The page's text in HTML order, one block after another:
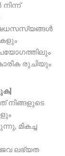
രുചിയും
നിങ്ങളുടെ
മികച്ച
ലഭ്യത